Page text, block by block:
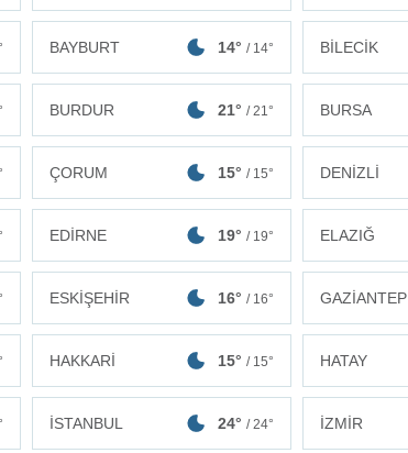
BAYBURT 14° / 14° BİLECİK
BURDUR 21° / 21° BURSA
ÇORUM 15° / 15° DENİZLİ
EDİRNE 19° / 19° ELAZIĞ
ESKİŞEHİR 16° / 16° GAZİANTEP
HAKKARİ 15° / 15° HATAY
İSTANBUL 24° / 24° İZMİR